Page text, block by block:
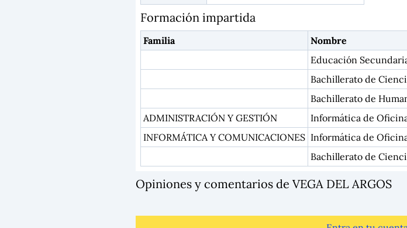
Formación impartida
Familia Nombre
Educación
Bachillerato de
Bachillerato de
ADMINISTRACIÓN Y GESTIÓN
Informática de
INFORMÁTICA Y COMUNICACIONES Informática de
Bachillerato de
Opiniones y comentarios de VEGA DEL ARGOS